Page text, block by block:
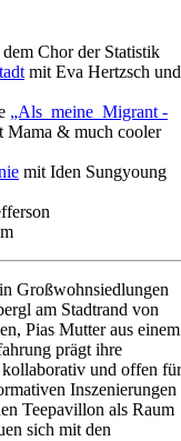
Chor der Statistik
mit Eva Hertzsch und
„Als ­ meine ­ Migrant ­
& much cooler
mit Iden Sungyoung
Großwohnsiedlungen
am Stadtrand von
Pias Mutter aus einem
prägt ihre
kollaborativ und offen für
Inszenierungen
Teepavillon als Raum
sich mit den